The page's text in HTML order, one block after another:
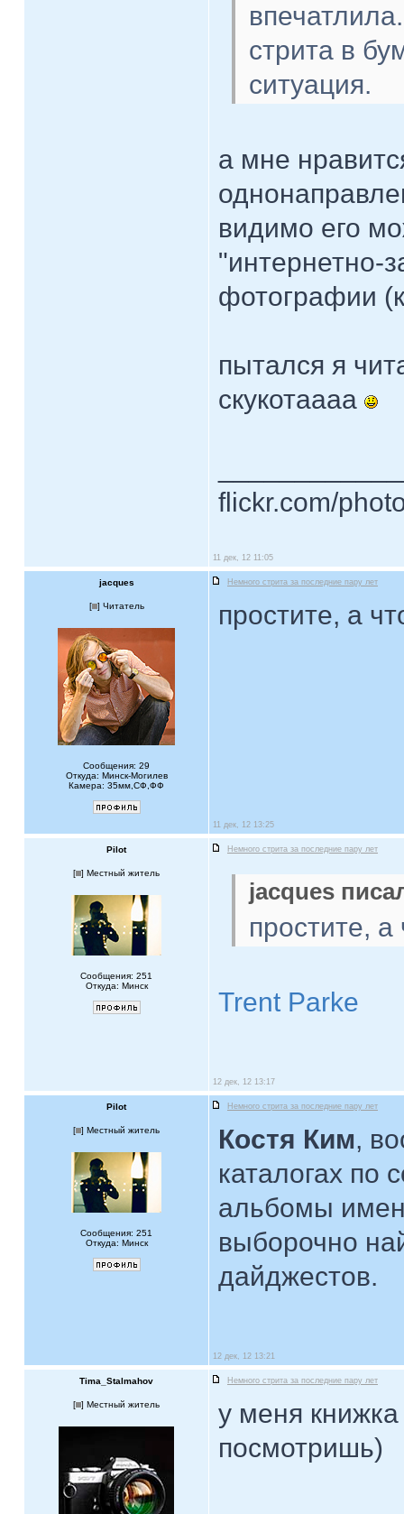
стрита в
ситуация.
а мне
видимо его
"интернетно-
фотографии
пытался я
скукотаааа
flickr.com/
11 дек, 12 11:05
jacques Немного стрита за последние пару лет
[ ] Читатель
Сообщения: 29
Откуда: Минск-Могилев
Камера: 35мм,СФ,ФФ
простите, а
11 дек, 12 13:25
Pilot Немного стрита за последние пару лет
[ ] Местный житель
Сообщения: 251
Откуда: Минск
jacques
простите, а
Trent Parke
12 дек, 12 13:17
Pilot Немного стрита за последние пару лет
[ ] Местный житель
Сообщения: 251
Откуда: Минск
Костя Ким,
каталогах по
альбомы
выборочно
дайджестов.
12 дек, 12 13:21
Tima_Stalmahov Немного стрита за последние пару лет
[ ] Местный житель
у меня книжка
посмотришь)